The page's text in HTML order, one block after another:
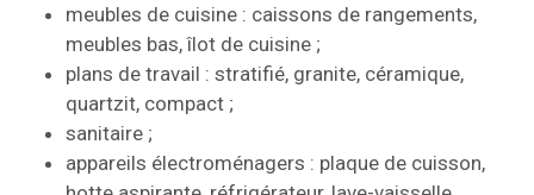
meubles de cuisine : caissons de rangements,
meubles bas, îlot de cuisine ;
plans de travail : stratifié, granite, céramique,
quartzit, compact ;
sanitaire ;
appareils électroménagers : plaque de cuisson,